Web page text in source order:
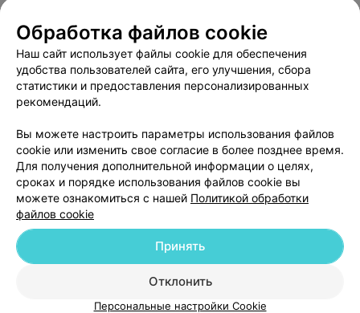
Пользовательское соглашение
Способы оплаты
Вакансии
Партнеры
Написать руководителю 103.by
Обработка персональных данных
© 2026 ООО «Артокс Лаб», УНП 191700409
| 220012, Республика Беларусь,
Служба поддержки +375 291212755
Обработка файлов cookie
Наш сайт использует файлы cookie для обеспечения
удобства пользователей сайта, его улучшения, сбора
статистики и предоставления персонализированных
рекомендаций.
Вы можете настроить параметры использования файлов
cookie или изменить свое согласие в более позднее время.
Для получения дополнительной информации о целях,
сроках и порядке использования файлов cookie вы
можете ознакомиться с нашей Политикой обработки
файлов cookie
Отклонить
Принять
Персональные настройки Cookie